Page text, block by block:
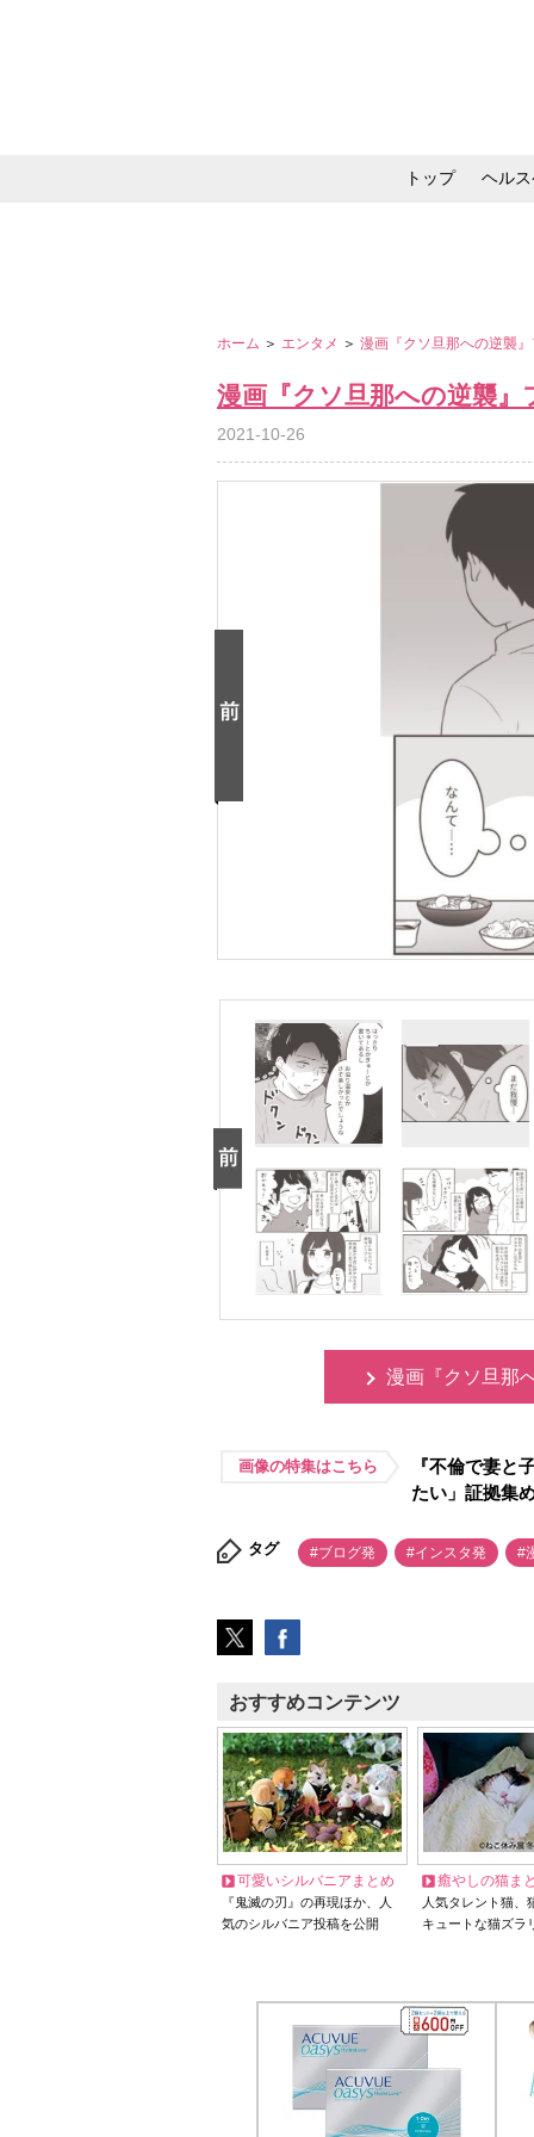
トップ ヘル
ホーム ＞ エンタメ ＞ 漫画『クソ旦那への逆襲
漫画『クソ旦那への逆襲
2021-10-26
漫画『クソ旦那
画像の特集はこちら
『不倫で妻と
たい」証拠集
タグ #ブログ発 #インスタ発 #
おすすめコンテンツ
可愛いシルバニアまとめ
『鬼滅の刃』の再現ほか、人
気のシルバニア投稿を公開
癒やしの猫ま
人気タレント猫
キュートな猫ズラ